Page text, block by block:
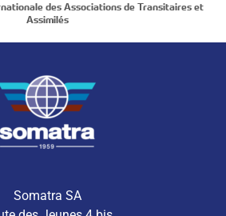
des Associations de Transitaires et
Assimilés
Somatra SA